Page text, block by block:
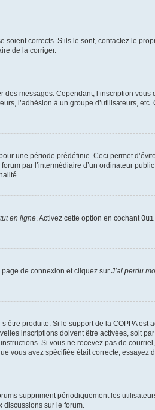
corrects. S’ils le sont, contactez le
de la corriger.
messages. Cependant, l’inscription
l’adhésion à un groupe d’utilisateurs,
une période prédéfinie. Ceci permet
par l’intermédiaire d’un ordinateur
en ligne. Activez cette option en cochantOui
de connexion et cliquez sur J’ai perdu
produite. Si le support de la COPPA
inscriptions doivent être activées, soit
Si vous ne recevez pas de
vous avez spécifiée était correcte, essayez
suppriment périodiquement les
discussions sur le forum.